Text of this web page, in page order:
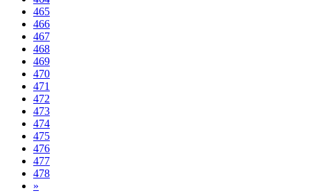
465
466
467
468
469
470
471
472
473
474
475
476
477
478
»